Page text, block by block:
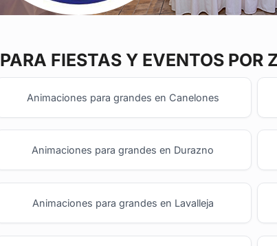
PARA FIESTAS Y EVENTOS POR
Animaciones para grandes en Canelones
Animaciones para grandes en Durazno
Animaciones para grandes en Lavalleja